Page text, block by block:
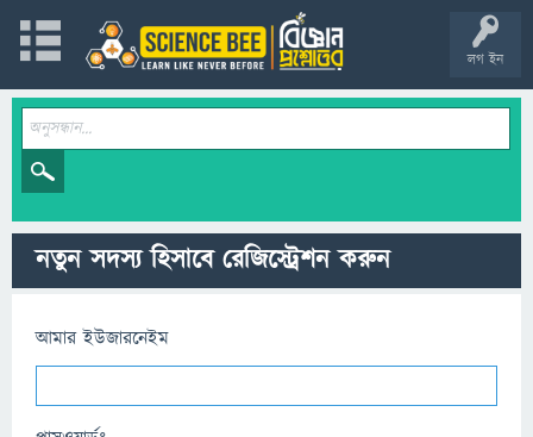
লগ ইন
নতুন সদস্য হিসাবে রেজিস্ট্রেশন করুন
আমার ইউজারনেইম